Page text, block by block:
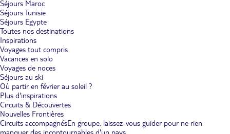
Séjours Maroc
Séjours Tunisie
Séjours Egypte
Toutes nos destinations
Inspirations
Voyages tout compris
Vacances en solo
Voyages de noces
Séjours au ski
Où partir en février au soleil ?
Plus d'inspirations
Circuits & Découvertes
Nouvelles Frontières
Circuits accompagnésEn groupe, laissez-vous guider pour ne rien